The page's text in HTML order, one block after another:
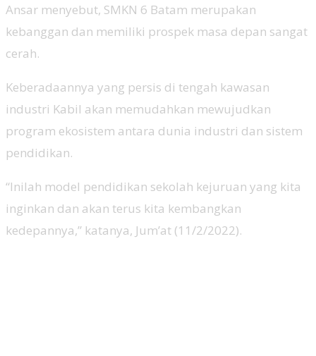
Ansar menyebut, SMKN 6 Batam merupakan
kebanggan dan memiliki prospek masa depan sangat
cerah.
Keberadaannya yang persis di tengah kawasan
industri Kabil akan memudahkan mewujudkan
program ekosistem antara dunia industri dan sistem
pendidikan.
“Inilah model pendidikan sekolah kejuruan yang kita
inginkan dan akan terus kita kembangkan
kedepannya,” katanya, Jum’at (11/2/2022).